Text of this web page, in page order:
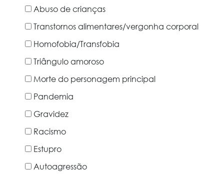
Abuso de crianças
Transtornos alimentares/vergonha corporal
Homofobia/Transfobia
Triângulo amoroso
Morte do personagem principal
Pandemia
Gravidez
Racismo
Estupro
Autoagressão